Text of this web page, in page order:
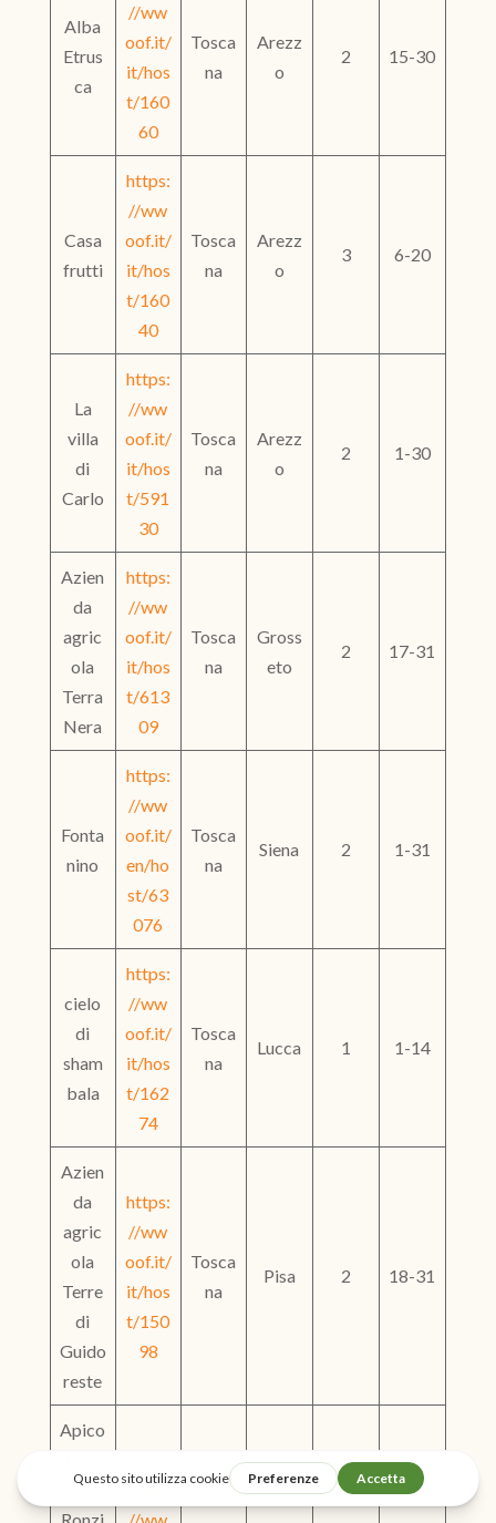
Alba
Etrus
ca
//ww
oof.it/
it/hos
t/160
60
Tosca
na
Arezz
o
2 15-30
Casa
frutti
https:
//ww
oof.it/
it/hos
t/160
40
Tosca
na
Arezz
o
3 6-20
La
villa
di
Carlo
https:
//ww
oof.it/
it/hos
t/591
30
Tosca
na
Arezz
o
2 1-30
Azien
da
agric
ola
Terra
Nera
https:
//ww
oof.it/
it/hos
t/613
09
Tosca
na
Gross
eto
2 17-31
Fonta
nino
https:
//ww
oof.it/
en/ho
st/63
076
Tosca
na
Siena 2 1-31
cielo
di
sham
bala
https:
//ww
oof.it/
it/hos
t/162
74
Tosca
na
Lucca 1 1-14
Azien
da
agric
ola
Terre
di
Guido
reste
https:
//ww
oof.it/
it/hos
t/150
98
Tosca
na
Pisa 2 18-31
Apico
Il
https: